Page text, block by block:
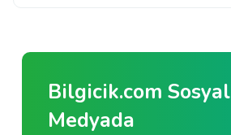
Bilgicik.com Sosyal
Medyada